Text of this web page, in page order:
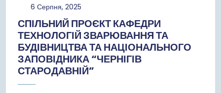
6 Серпня, 20256
2025
СПІЛЬНИЙ ПРОЄКТ КАФЕДРИ
ТЕХНОЛОГІЙ ЗВАРЮВАННЯ ТА
БУДІВНИЦТВА ТА НАЦІОНАЛЬНОГО
ЗАПОВІДНИКА “ЧЕРНІГІВ
СТАРОДАВНІЙ”